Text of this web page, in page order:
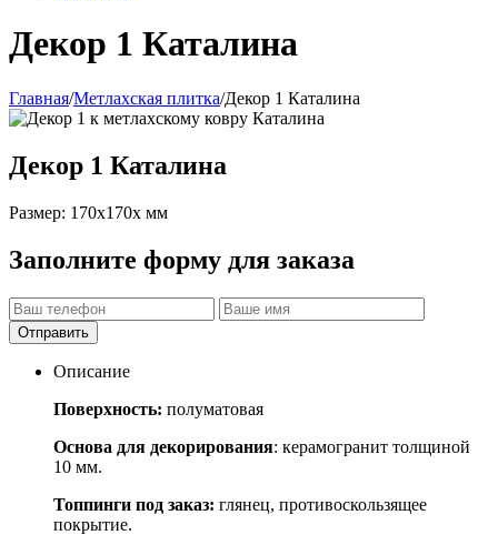
Декор 1 Каталина
Главная/Метлахская плитка/Декор 1 Каталина
Декор 1 Каталина
Размер: 170x170x мм
Заполните форму для заказа
Отправить
Описание
Поверхность: полуматовая
Основа для декорирования: керамогранит толщиной
10 мм.
Топпинги под заказ: глянец, противоскользящее
покрытие.